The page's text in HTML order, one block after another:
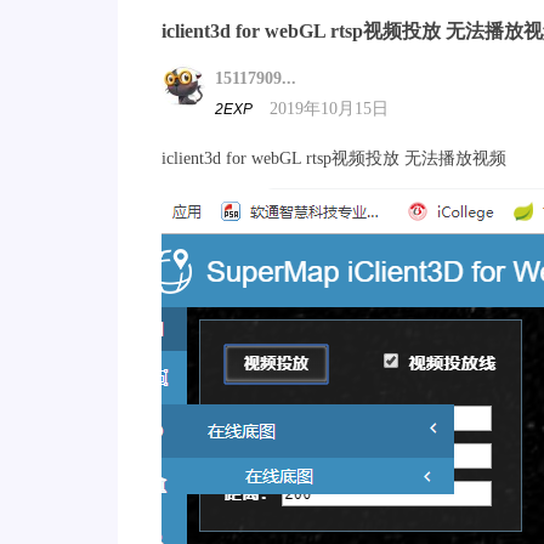
iclient3d for webGL rtsp视频投放 无法播放
15117909...
2EXP 2019年10月15日
iclient3d for webGL rtsp视频投放 无法播放视频